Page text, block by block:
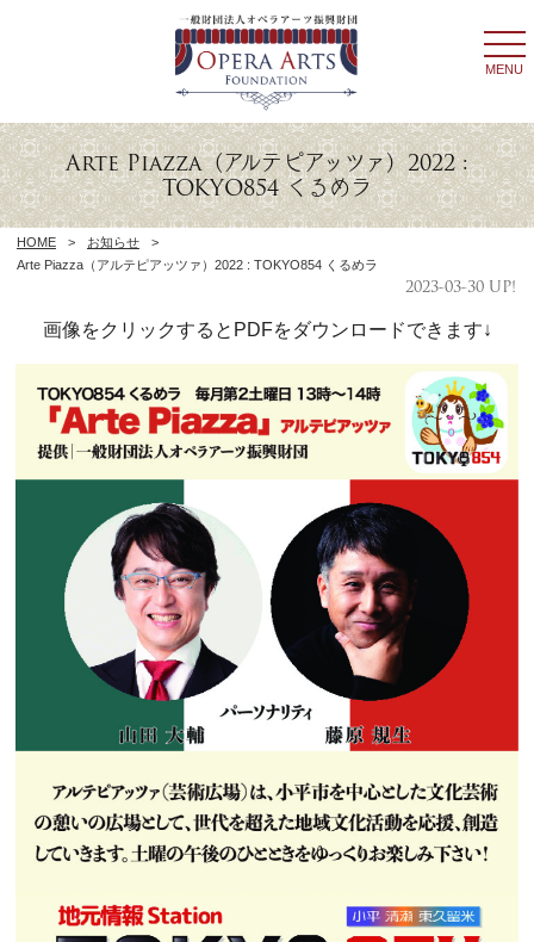
MENU
HOME > お知らせ
>
Arte Piazza（アルテピアッツァ）2022 : TOKYO854 くるめラ
Arte Piazza（アルテピアッツァ）2022 :
TOKYO854 くるめラ
2023-03-30 UP!
画像をクリックするとPDFをダウンロードできます↓